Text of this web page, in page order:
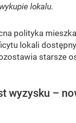
lokalu.
polityka
lokali
starsze
wyzysku –